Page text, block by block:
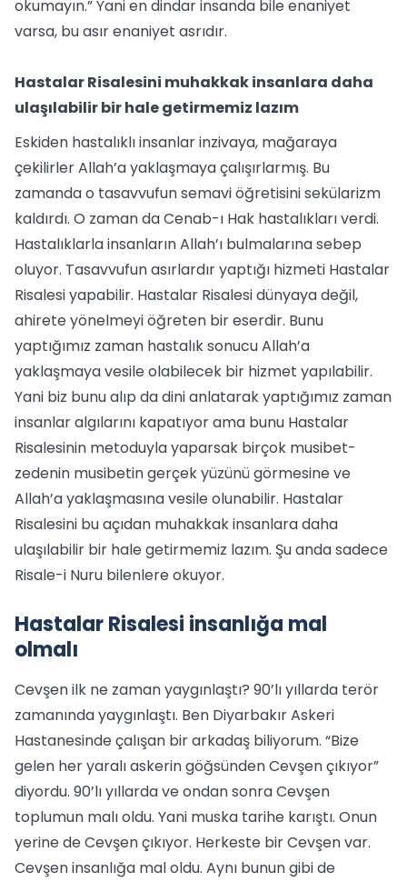
okumayın.” Yani en dindar insanda bile enaniyet
varsa, bu asır enaniyet asrıdır.
Hastalar Risalesini muhakkak insanlara daha
ulaşılabilir bir hale getirmemiz lazım
Eskiden hastalıklı insanlar inzivaya, mağaraya
çekilirler Allah’a yaklaşmaya çalışırlarmış. Bu
zamanda o tasavvufun semavi öğretisini sekülarizm
kaldırdı. O zaman da Cenab-ı Hak hastalıkları verdi.
Hastalıklarla insanların Allah’ı bulmalarına sebep
oluyor. Tasavvufun asırlardır yaptığı hizmeti Hastalar
Risalesi yapabilir. Hastalar Risalesi dünyaya değil,
ahirete yönelmeyi öğreten bir eserdir. Bunu
yaptığımız zaman hastalık sonucu Allah’a
yaklaşmaya vesile olabilecek bir hizmet yapılabilir.
Yani biz bunu alıp da dini anlatarak yaptığımız zaman
insanlar algılarını kapatıyor ama bunu Hastalar
Risalesinin metoduyla yaparsak birçok musibet-
zedenin musibetin gerçek yüzünü görmesine ve
Allah’a yaklaşmasına vesile olunabilir. Hastalar
Risalesini bu açıdan muhakkak insanlara daha
ulaşılabilir bir hale getirmemiz lazım. Şu anda sadece
Risale-i Nuru bilenlere okuyor.
Hastalar Risalesi insanlığa mal
olmalı
Cevşen ilk ne zaman yaygınlaştı? 90’lı yıllarda terör
zamanında yaygınlaştı. Ben Diyarbakır Askeri
Hastanesinde çalışan bir arkadaş biliyorum. “Bize
gelen her yaralı askerin göğsünden Cevşen çıkıyor”
diyordu. 90’lı yıllarda ve ondan sonra Cevşen
toplumun malı oldu. Yani muska tarihe karıştı. Onun
yerine de Cevşen çıkıyor. Herkeste bir Cevşen var.
Cevşen insanlığa mal oldu. Aynı bunun gibi de